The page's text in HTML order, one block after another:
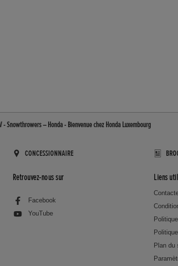
- Snowthrowers – Honda - Bienvenue chez Honda Luxembourg
CONCESSIONNAIRE
Retrouvez-nous sur
Facebook
YouTube
Liens
Plan du